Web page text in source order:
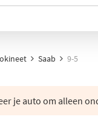
Saab 9-5
je auto om alleen